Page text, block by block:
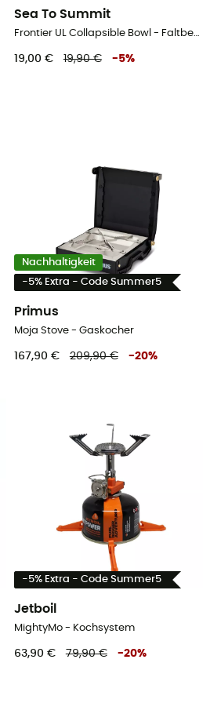
Sea To Summit
Frontier UL Collapsible Bowl - Faltbecher
19,00 € 19,90 € -5%
Nachhaltigkeit
-5% Extra - Code Summer5
Primus
Moja Stove - Gaskocher
167,90 € 209,90 € -20%
-5% Extra - Code Summer5
Jetboil
MightyMo - Kochsystem
63,90 € 79,90 € -20%